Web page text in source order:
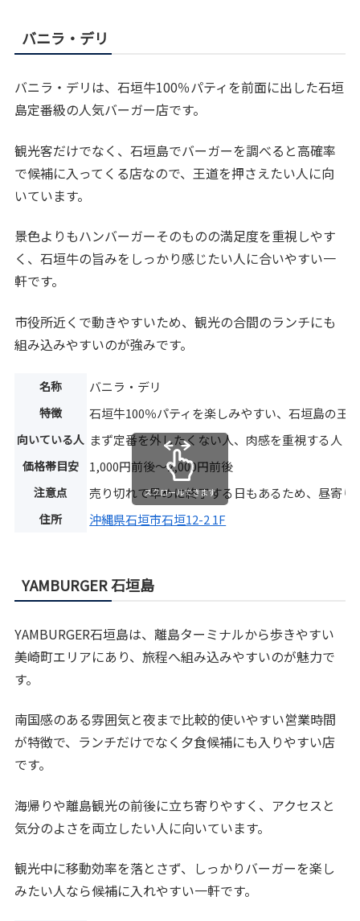
バニラ・デリ
バニラ・デリは、石垣牛100％パティを前面に出した石垣
島定番級の人気バーガー店です。
観光客だけでなく、石垣島でバーガーを調べると高確率
で候補に入ってくる店なので、王道を押さえたい人に向
いています。
景色よりもハンバーガーそのものの満足度を重視しやす
く、石垣牛の旨みをしっかり感じたい人に合いやすい一
軒です。
市役所近くで動きやすいため、観光の合間のランチにも
組み込みやすいのが強みです。
名称 バニラ・デリ
特徴 石垣牛100％パティを楽しみやすい、石垣島の王
向いている人 まず定番を外したくない人、肉感を重視する人
価格帯目安 1,000円前後〜2,000円前後
注意点 売り切れで早めに終了する日もあるため、昼寄り
住所 沖縄県石垣市石垣12-2 1F
スクロールできます
YAMBURGER 石垣島
YAMBURGER石垣島は、離島ターミナルから歩きやすい
美崎町エリアにあり、旅程へ組み込みやすいのが魅力で
す。
南国感のある雰囲気と夜まで比較的使いやすい営業時間
が特徴で、ランチだけでなく夕食候補にも入りやすい店
です。
海帰りや離島観光の前後に立ち寄りやすく、アクセスと
気分のよさを両立したい人に向いています。
観光中に移動効率を落とさず、しっかりバーガーを楽し
みたい人なら候補に入れやすい一軒です。